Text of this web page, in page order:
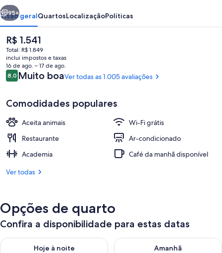
Quarto superior, 2 camas de casal |
Próximo
95+
Visão geralQuartosLocalizaçãoPolíticas
O
preço
atual
é
R$ 1.541
R$ 1.541
Total: R$ 1.849
inclui impostos e taxas
16 de ago. – 17 de ago.
Avaliações
8,08,0 de 10
Muito boaVer todas as 1.005 avaliações
Comodidades populares
Aceita animais
Wi-Fi grátis
Restaurante
Ar-condicionado
Academia
Café da manhã disponível
Ver todas
Opções de quarto
Confira a disponibilidade para estas datas
Hoje à noite
Verifica a disponibilidade para esta noite, ago. 8 - ago. 9
Amanhã
Verifica a disponibilidade